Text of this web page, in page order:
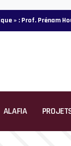
» : Prof. Prénam
ALAFIA